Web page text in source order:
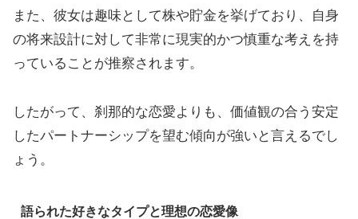
また、彼女は趣味として株や貯金を挙げており、自身
の将来設計に対して非常に現実的かつ慎重な考えを持
っていることが推察されます。
したがって、刹那的な恋愛よりも、価値観の合う安定
したパートナーシップを望む傾向が強いと言えるでし
ょう。
語られた好きなタイプと理想の恋愛像